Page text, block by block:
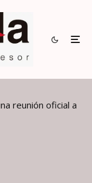
reunión oficial a